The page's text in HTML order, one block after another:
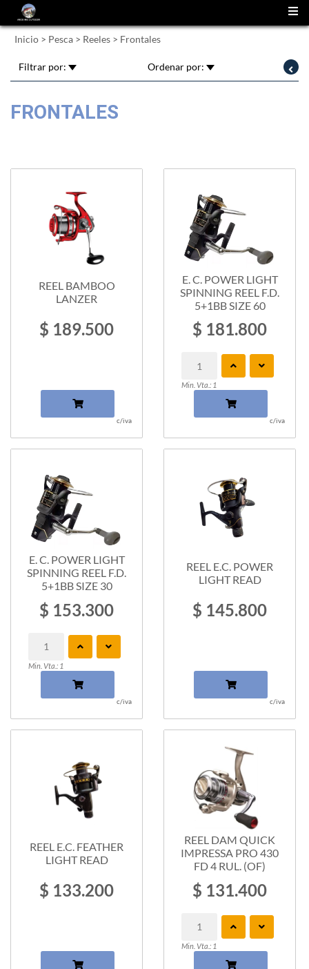
Inicio > Pesca > Reeles > Frontales
Filtrar por: Ordenar por:
FRONTALES
REEL BAMBOO
LANZER
$ 189.500
c/iva
E. C. POWER LIGHT
SPINNING REEL F.D.
5+1BB SIZE 60
$ 181.800
Min. Vta.: 1
c/iva
E. C. POWER LIGHT
SPINNING REEL F.D.
5+1BB SIZE 30
$ 153.300
Min. Vta.: 1
c/iva
REEL E.C. POWER
LIGHT READ
$ 145.800
c/iva
REEL E.C. FEATHER
LIGHT READ
$ 133.200
REEL DAM QUICK
IMPRESSA PRO 430
FD 4 RUL. (OF)
$ 131.400
Min. Vta.: 1